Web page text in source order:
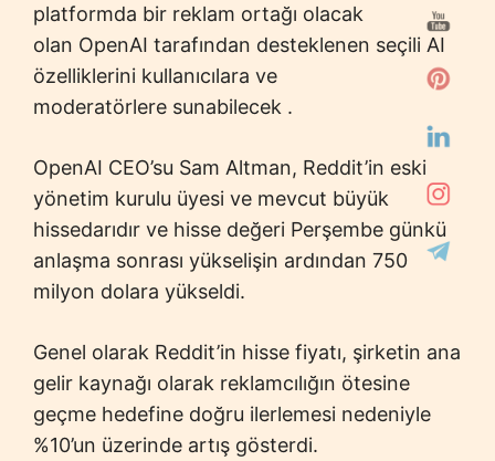
platformda bir reklam ortağı olacak
olan OpenAI tarafından desteklenen seçili AI
özelliklerini kullanıcılara ve
moderatörlere sunabilecek .
OpenAI CEO’su Sam Altman, Reddit’in eski
yönetim kurulu üyesi ve mevcut büyük
hissedarıdır ve hisse değeri Perşembe günkü
anlaşma sonrası yükselişin ardından 750
milyon dolara yükseldi.
Genel olarak Reddit’in hisse fiyatı, şirketin ana
gelir kaynağı olarak reklamcılığın ötesine
geçme hedefine doğru ilerlemesi nedeniyle
%10’un üzerinde artış gösterdi.